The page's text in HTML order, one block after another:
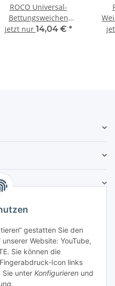
gestatten Sie den
Website: YouTube,
Sie können die
Icon links
Sie unter Konfigurieren und
.
ROCO Universal-
Bettungsweichen
Antrieb Bettungsgleis
jetzt nur 14,04 € *